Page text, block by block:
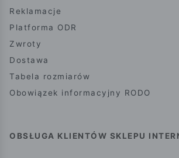
Reklamacje
Platforma ODR
Zwroty
Dostawa
Tabela rozmiarów
Obowiązek informacyjny RODO
OBSŁUGA KLIENTÓW SKLEPU